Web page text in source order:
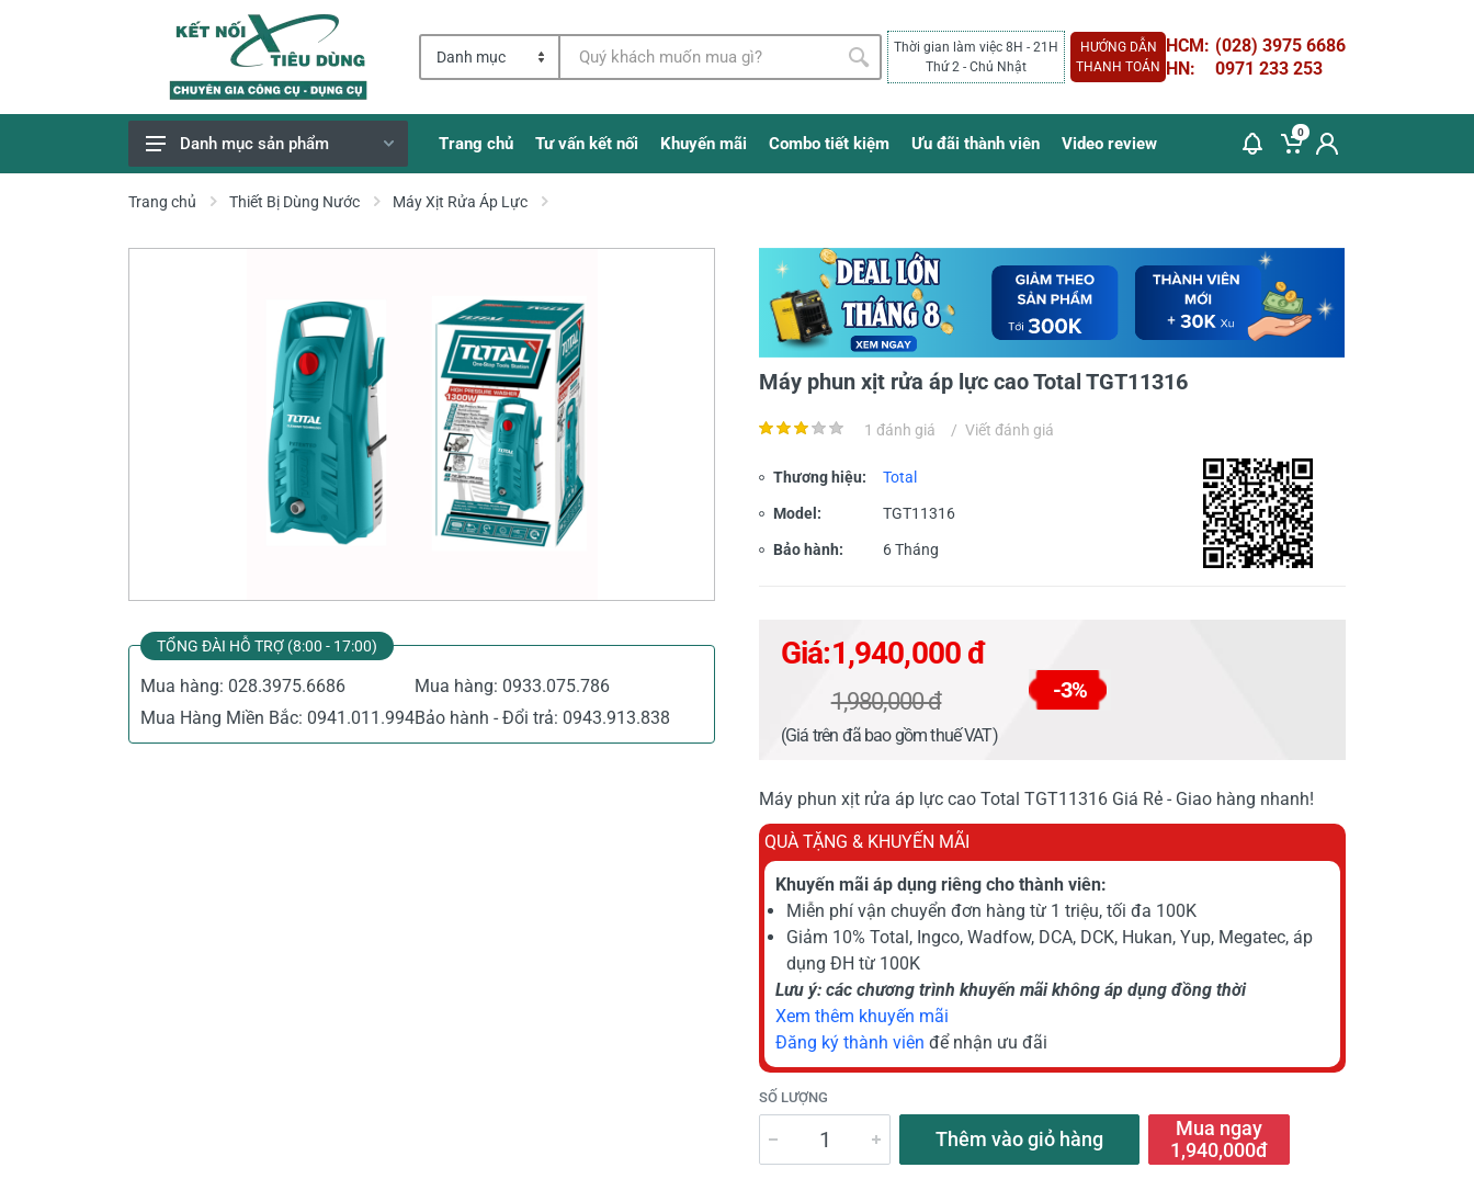
Thời gian làm việc 8H - 21H
Thứ 2 - Chủ Nhật
HƯỚNG DẪN
THANH TOÁN
HCM: (028) 3975 6686
HN:
0971 233 253
Giao Hàng Miễn Phí
Phụ Tùng, Linh Kiện
Máy Hàn & Phụ Kiện
Danh mục sản phẩm Trang chủ Tư vấn kết nối Khuyến mãi Combo tiết kiệm Ưu đãi thành viên Video review
0
Trang chủ Thiết Bị Dùng Nước Máy Xịt Rửa Áp Lực
TỔNG ĐÀI HỖ TRỢ (8:00 - 17:00)
Mua hàng: 028.3975.6686 Mua hàng: 0933.075.786
Mua Hàng Miền Bắc: 0941.011.994Bảo hành - Đổi trả: 0943.913.838
Máy phun xịt rửa áp lực cao Total TGT11316
1 đánh giá / Viết đánh giá
Thương hiệu: Total
Model: TGT11316
Bảo hành: 6 Tháng
Giá:1,940,000 đ
1,980,000 đ -3%
(Giá trên đã bao gồm thuế VAT)
Máy phun xịt rửa áp lực cao Total TGT11316 Giá Rẻ - Giao hàng nhanh!
QUÀ TẶNG & KHUYẾN MÃI
Khuyến mãi áp dụng riêng cho thành viên:
Miễn phí vận chuyển đơn hàng từ 1 triệu, tối đa 100K
Giảm 10% Total, Ingco, Wadfow, DCA, DCK, Hukan, Yup, Megatec, áp
dụng ĐH từ 100K
Lưu ý: các chương trình khuyến mãi không áp dụng đồng thời
Xem thêm khuyến mãi
Đăng ký thành viên để nhận ưu đãi
SỐ LƯỢNG
Thêm vào giỏ hàng
Mua ngay
1,940,000đ